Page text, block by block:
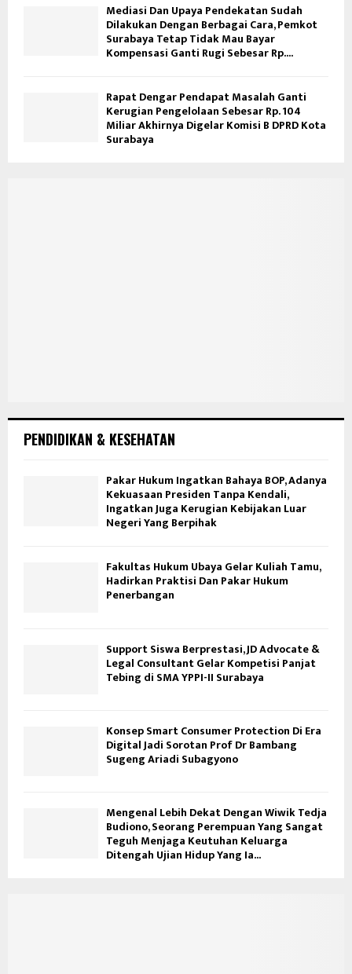
Mediasi Dan Upaya Pendekatan Sudah
Dilakukan Dengan Berbagai Cara, Pemkot
Surabaya Tetap Tidak Mau Bayar
Kompensasi Ganti Rugi Sebesar Rp....
Rapat Dengar Pendapat Masalah Ganti
Kerugian Pengelolaan Sebesar Rp. 104
Miliar Akhirnya Digelar Komisi B DPRD Kota
Surabaya
PENDIDIKAN & KESEHATAN
Pakar Hukum Ingatkan Bahaya BOP, Adanya
Kekuasaan Presiden Tanpa Kendali,
Ingatkan Juga Kerugian Kebijakan Luar
Negeri Yang Berpihak
Fakultas Hukum Ubaya Gelar Kuliah Tamu,
Hadirkan Praktisi Dan Pakar Hukum
Penerbangan
Support Siswa Berprestasi, JD Advocate &
Legal Consultant Gelar Kompetisi Panjat
Tebing di SMA YPPI-II Surabaya
Konsep Smart Consumer Protection Di Era
Digital Jadi Sorotan Prof Dr Bambang
Sugeng Ariadi Subagyono
Mengenal Lebih Dekat Dengan Wiwik Tedja
Budiono, Seorang Perempuan Yang Sangat
Teguh Menjaga Keutuhan Keluarga
Ditengah Ujian Hidup Yang Ia...